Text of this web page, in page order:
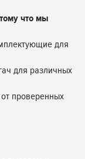
что мы
для
для различных
проверенных